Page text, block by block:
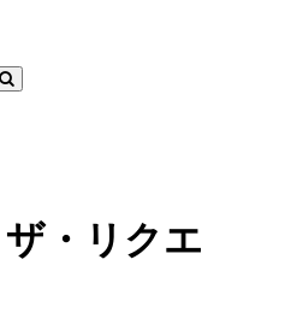
ザ・リクエ